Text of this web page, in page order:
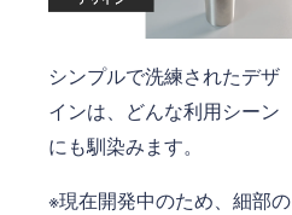
シンプルで洗練されたデザ
インは、どんな利用シーン
にも馴染みます。
※現在開発中のため、細部の